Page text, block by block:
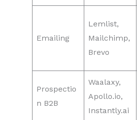
Emailing
Lemlist,
Mailchimp,
Brevo
Prospectio
n B2B
Waalaxy,
Apollo.io,
Instantly.ai